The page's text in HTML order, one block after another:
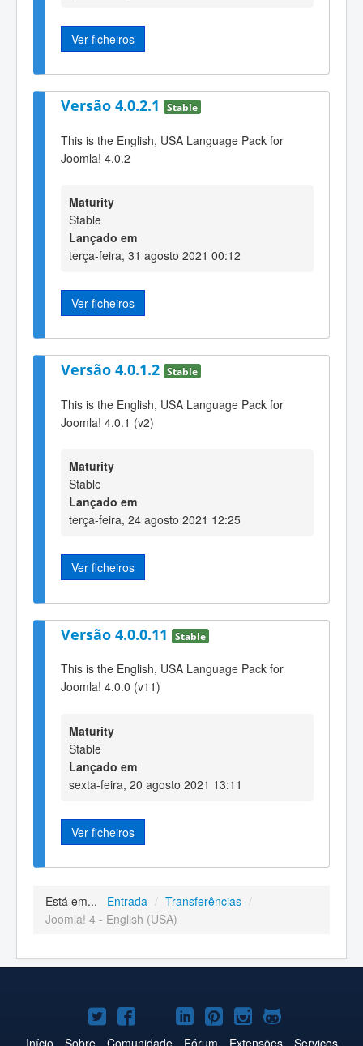
Ver ficheiros
Versão 4.0.2.1 Stable
This is the English, USA Language Pack for
Joomla! 4.0.2
Maturity
Stable
Lançado em
terça-feira, 31 agosto 2021 00:12
Ver ficheiros
Versão 4.0.1.2 Stable
This is the English, USA Language Pack for
Joomla! 4.0.1 (v2)
Maturity
Stable
Lançado em
terça-feira, 24 agosto 2021 12:25
Ver ficheiros
Versão 4.0.0.11 Stable
This is the English, USA Language Pack for
Joomla! 4.0.0 (v11)
Maturity
Stable
Lançado em
sexta-feira, 20 agosto 2021 13:11
Ver ficheiros
Está em... Entrada / Transferências /
Joomla! 4 - English (USA)
Joomla!Joomla!Joomla!
Joomla!Joomla!
Joomla!Joomla!